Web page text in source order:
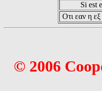
Si est
Οτι εαν η
© 2006